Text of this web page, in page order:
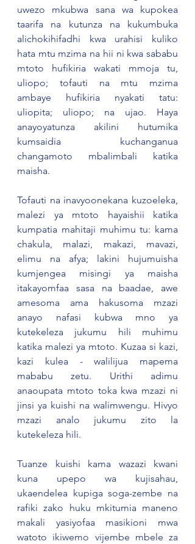
uwezo mkubwa sana wa kupokea
taarifa na kutunza na kukumbuka
alichokihifadhi kwa urahisi kuliko
hata mtu mzima na hii ni kwa sababu
mtoto hufikiria wakati mmoja tu,
uliopo; tofauti na mtu mzima
ambaye hufikiria nyakati tatu:
uliopita; uliopo; na ujao. Haya
anayoyatunza akilini hutumika
kumsaidia kuchanganua
changamoto mbalimbali katika
maisha.
Tofauti na inavyoonekana kuzoeleka,
malezi ya mtoto hayaishii katika
kumpatia mahitaji muhimu tu: kama
chakula, malazi, makazi, mavazi,
elimu na afya; lakini hujumuisha
kumjengea misingi ya maisha
itakayomfaa sasa na baadae, awe
amesoma ama hakusoma mzazi
anayo nafasi kubwa mno ya
kutekeleza jukumu hili muhimu
katika malezi ya mtoto. Kuzaa si kazi,
kazi kulea - walilijua mapema
mababu zetu. Urithi adimu
anaoupata mtoto toka kwa mzazi ni
jinsi ya kuishi na walimwengu. Hivyo
mzazi analo jukumu zito la
kutekeleza hili.
Tuanze kuishi kama wazazi kwani
kuna upepo wa kujisahau,
ukaendelea kupiga soga-zembe na
rafiki zako huku mkitumia maneno
makali yasiyofaa masikioni mwa
watoto ikiwemo vijembe mbele za